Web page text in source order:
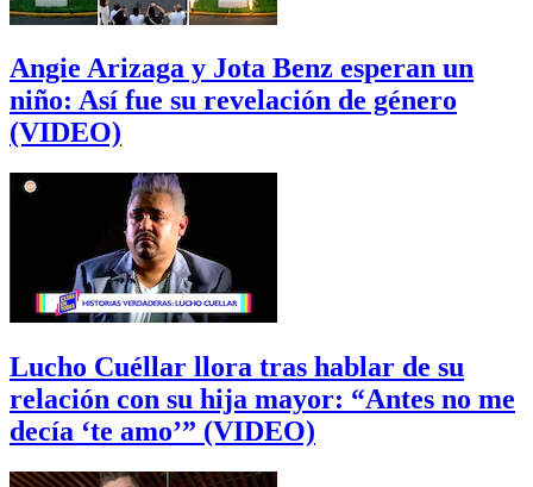
Angie Arizaga y Jota Benz esperan un
niño: Así fue su revelación de género
(VIDEO)
Lucho Cuéllar llora tras hablar de su
relación con su hija mayor: “Antes no me
decía ‘te amo’” (VIDEO)